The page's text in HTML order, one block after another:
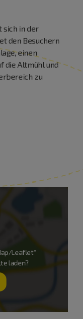
sich in der
den Besuchern
einen
die Altmühl und
zu
Leaflet“
laden?